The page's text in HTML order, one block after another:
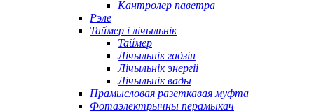
Кантролер паветра
Рэле
Таймер і лічыльнік
Таймер
Лічыльнік гадзін
Лічыльнік энергіі
Лічыльнік вады
Прамысловая разеткавая муфта
Фотаэлектрычны перамыкач